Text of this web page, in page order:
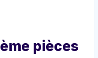
pièces